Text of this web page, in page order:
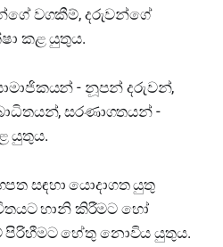
වගකීම්, දරුවන්ගේ
කළ යුතුය.
- නූපන් දරුවන්,
සරණාගතයන් -
යුතුය.
සඳහා යොදාගත යුතු
හානි කිරීමට හෝ
පිරිහීමට හේතු නොවිය යුතුය.